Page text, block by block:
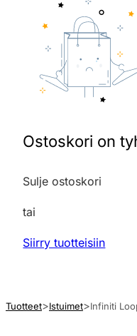
Ostoskori on
Sulje ostoskori
tai
Siirry tuotteisiin
Tuotteet Istuimet Infiniti